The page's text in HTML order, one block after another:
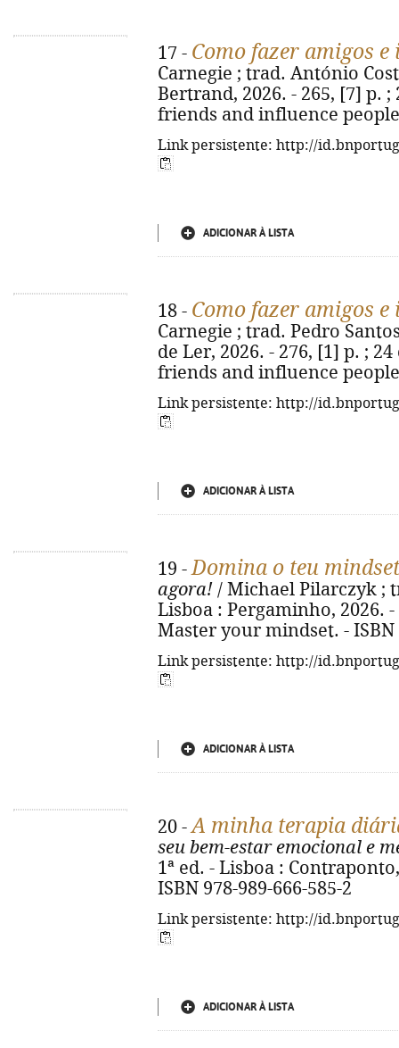
17 - Como fazer amigos
Carnegie ; trad. António
Bertrand, 2026. - 265, [7] p.
friends and influence
Link persistente: http://
ADICIONAR À LISTA
18 - Como fazer amigos
Carnegie ; trad. Pedro
de Ler, 2026. - 276, [1] p. ;
friends and influence
Link persistente: http://
ADICIONAR À LISTA
19 -Domina o teu mindset
agora! / Michael Pilarczyk ;
Lisboa : Pergaminho, 2026.
Master your mindset. - ISBN
Link persistente: http://
ADICIONAR À LISTA
20 -A minha terapia
seu bem-estar emocional e
1ª ed. - Lisboa :
ISBN 978-989-666-585-2
Link persistente: http://
ADICIONAR À LISTA